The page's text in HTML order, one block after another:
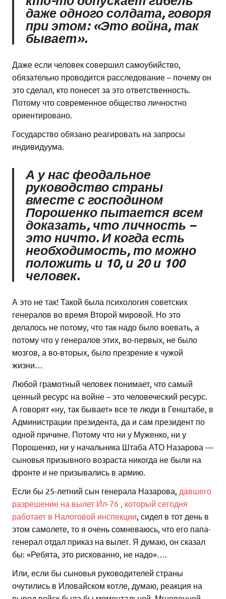
даже одного солдата, говоря
при этом: «Это война, так
бывает».
Даже если человек совершил самоубийство,
обязательно проводится расследование – почему он
это сделал, кто понесет за это ответственность.
Потому что современное общество личностно
ориентировано.
Государство обязано реагировать на запросы
индивидуума.
А у нас феодальное
руководство страны
вместе с господином
Порошенко пытается всем
доказать, что личность –
это ничто. И когда есть
необходимость, то можно
положить и 10, и 20 и 100
человек.
А это не так! Такой была психология советских
генералов во время Второй мировой. Но это
делалось не потому, что так надо было воевать, а
потому что у генералов этих, во-первых, не было
мозгов, а во-вторых, было презрение к чужой
жизни…
Любой грамотный человек понимает, что самый
ценный ресурс на войне – это человеческий ресурс.
А говорят «ну, так бывает» все те люди в Генштабе, в
Администрации президента, да и сам президент по
одной причине. Потому что ни у Муженко, ни у
Порошенко, ни у начальника Штаба АТО Назарова —
сыновья призывного возраста никогда не были на
фронте и не призывались в армию.
Если бы 25-летний сын генерала Назарова, давшего
разрешение на вылет Ил-76 , который сегодня
работает в Налоговой инспекции, сидел в тот день в
этом самолете, то я очень сомневаюсь, что его папа-
генерал отдал приказ на вылет. Я думаю, он сказал
бы: «Ребята, это рискованно, не надо»….
Или, если бы сыновья руководителей страны
очутились в Иловайском котле, думаю, реакция на